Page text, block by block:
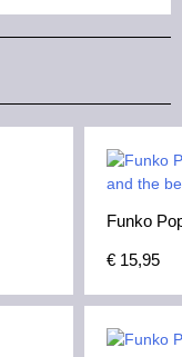
Funko
€ 15,95